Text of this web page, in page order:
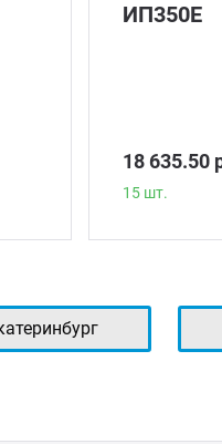
ИП350Е
18 635.50
15 шт.